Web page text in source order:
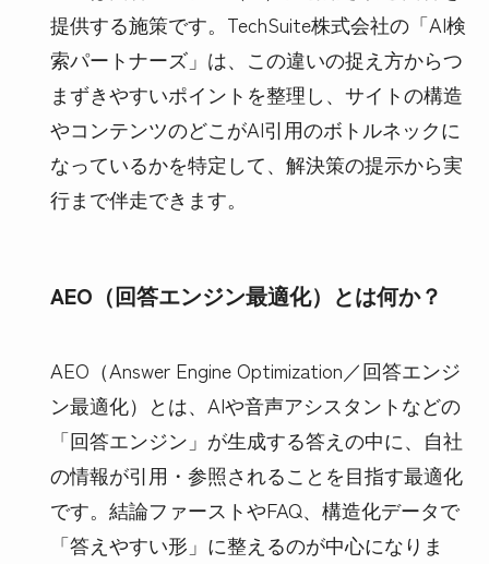
提供する施策です。TechSuite株式会社の「AI検
索パートナーズ」は、この違いの捉え方からつ
まずきやすいポイントを整理し、サイトの構造
やコンテンツのどこがAI引用のボトルネックに
なっているかを特定して、解決策の提示から実
行まで伴走できます。
AEO（回答エンジン最適化）とは何か？
AEO（Answer Engine Optimization／回答エンジ
ン最適化）とは、AIや音声アシスタントなどの
「回答エンジン」が生成する答えの中に、自社
の情報が引用・参照されることを目指す最適化
です。結論ファーストやFAQ、構造化データで
「答えやすい形」に整えるのが中心になりま